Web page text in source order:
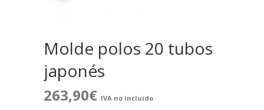
Molde polos 20 tubos
japonés
263,90€ IVA no incluido